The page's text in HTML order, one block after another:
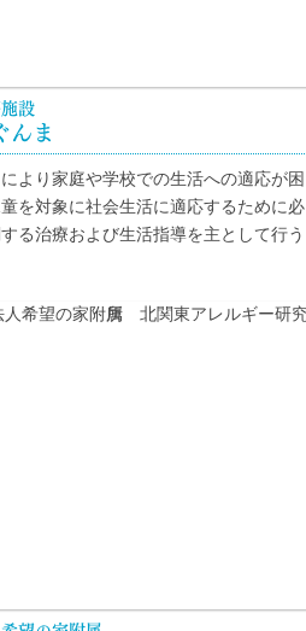
設
んま
より家庭や学校での生活への適応が困
を対象に社会生活に適応するために必
る治療および生活指導を主として行う